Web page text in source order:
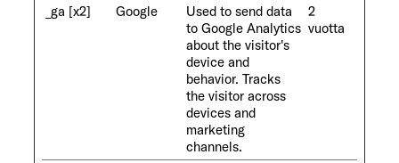
_ga [x2] Google
Used to send data
to Google Analytics
about the visitor's
device and
behavior. Tracks
the visitor across
devices and
marketing
channels.
2
vuotta